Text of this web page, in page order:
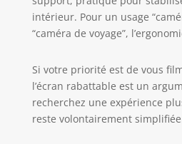
intérieur. Pour un usage
“caméra de voyage”,
Si votre priorité est de vous
l’écran rabattable est un
recherchez une expérience
reste volontairement